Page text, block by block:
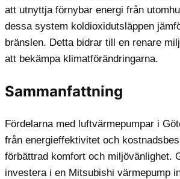
att utnyttja förnybar energi från
dessa system koldioxidutsläppen
bränslen. Detta bidrar till en renare
att bekämpa klimatförändringarna.
Sammanfattning
Fördelarna med luftvärmepumpar i
från energieffektivitet och
förbättrad komfort och miljövänlighet.
investera i en Mitsubishi värmepump